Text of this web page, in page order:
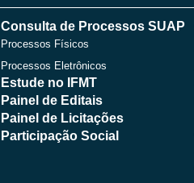
b
o
o
i
t
Consulta de Processos SUAP
Processos Físicos
Processos Eletrônicos
Estude no IFMT
Painel de Editais
Painel de Licitações
Participação Social